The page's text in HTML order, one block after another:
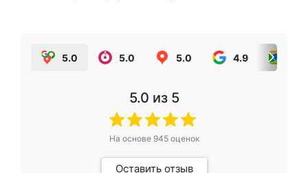
5.0 5.0 5.0 4.9
5.0 из 5
На основе 945оценок
Оставить отзыв